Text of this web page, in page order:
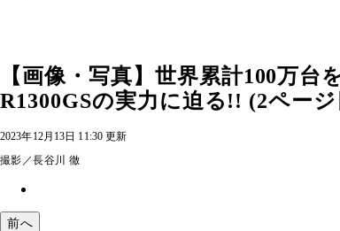
【画像・写真】世界累計100万
R1300GSの実力に迫る!! (2ページ
2023年12月13日 11:30 更新
撮影／長谷川 徹
前へ